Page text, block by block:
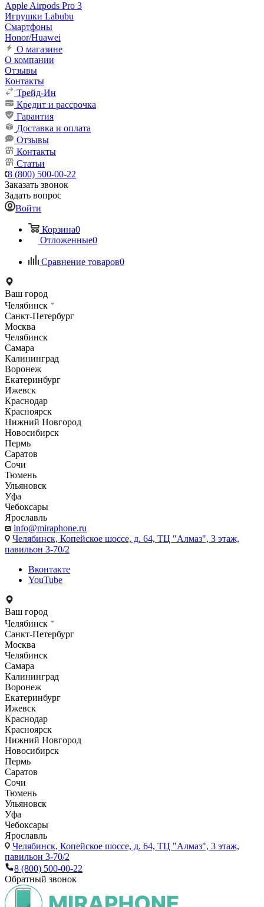
Apple Airpods Pro 3
Игрушки Labubu
Смартфоны
Honor/Huawei
О магазине
О компании
Отзывы
Контакты
Трейд-Ин
Кредит и рассрочка
Гарантия
Доставка и оплата
Отзывы
Контакты
Статьи
8 (800) 500-00-22
Заказать звонок
Задать вопрос
Войти
Корзина0
Отложенные0
Сравнение товаров0
Ваш город
Челябинск
Санкт-Петербург
Москва
Челябинск
Самара
Калининград
Воронеж
Екатеринбург
Ижевск
Краснодар
Красноярск
Нижний Новгород
Новосибирск
Пермь
Саратов
Сочи
Тюмень
Ульяновск
Уфа
Чебоксары
Ярославль
info@miraphone.ru
Челябинск, Копейское шоссе, д. 64, ТЦ "Алмаз", 3 этаж,
павильон 3-70/2
Вконтакте
YouTube
Ваш город
Челябинск
Санкт-Петербург
Москва
Челябинск
Самара
Калининград
Воронеж
Екатеринбург
Ижевск
Краснодар
Красноярск
Нижний Новгород
Новосибирск
Пермь
Саратов
Сочи
Тюмень
Ульяновск
Уфа
Чебоксары
Ярославль
Челябинск, Копейское шоссе, д. 64, ТЦ "Алмаз", 3 этаж,
павильон 3-70/2
8 (800) 500-00-22
Обратный звонок